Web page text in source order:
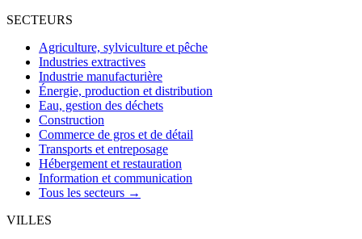
SECTEURS
Agriculture, sylviculture et pêche
Industries extractives
Industrie manufacturière
Énergie, production et distribution
Eau, gestion des déchets
Construction
Commerce de gros et de détail
Transports et entreposage
Hébergement et restauration
Information et communication
Tous les secteurs →
VILLES